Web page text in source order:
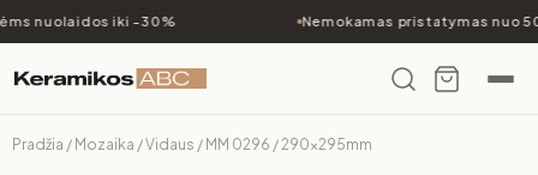
nuolaidos iki -30% Nemokamas pristatymas nuo
Pradžia / Mozaika /Vidaus / MM 0296 / 290x295mm